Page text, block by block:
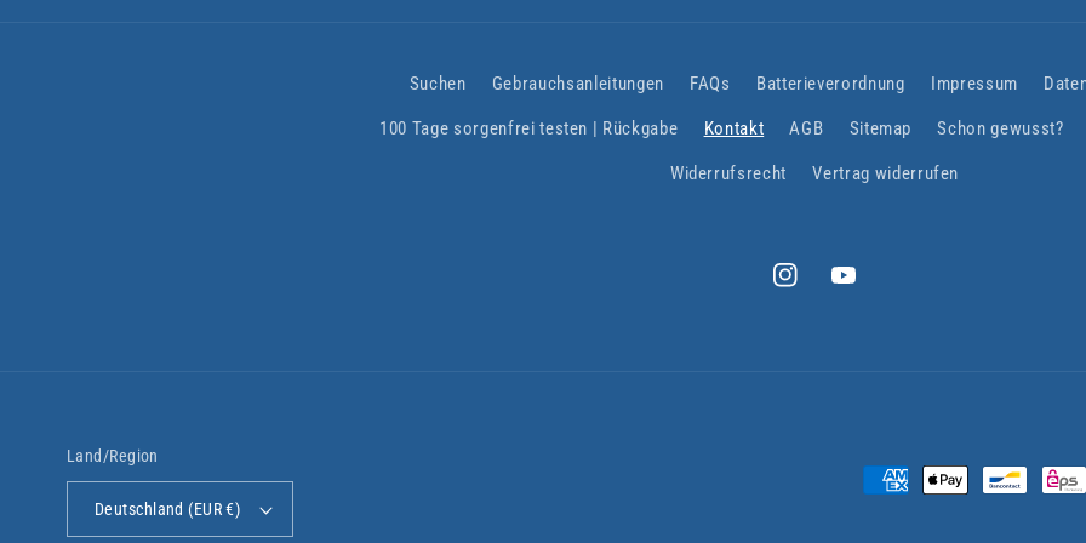
Suchen Gebrauchsanleitungen FAQs Batterieverordnung Impressum
100 Tage sorgenfrei testen | Rückgabe Kontakt AGB Sitemap Schon gewusst?
Widerrufsrecht Vertrag widerrufen
InstagramYouTube
Land/Region
Deutschland (EUR €)
Zahlungsmethoden